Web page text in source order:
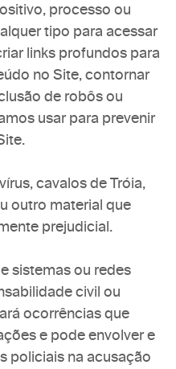
processo ou
tipo para acessar
links profundos para
no Site, contornar
de robôs ou
usar para prevenir
cavalos de Tróia,
outro material que
prejudicial.
sistemas ou redes
civil ou
ocorrências que
e pode envolver e
policiais na acusação